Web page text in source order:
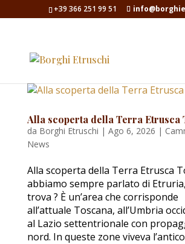
+39 366 251 99 51
Alla scoperta della Terra Etrusca
da Borghi Etruschi | Ago 6, 2026 |
News
Alla scoperta della Terra Etrusca
abbiamo sempre parlato di
trova ? È un’area che corrisponde
all’attuale Toscana, all’Umbria
al Lazio settentrionale con
nord. In queste zone viveva